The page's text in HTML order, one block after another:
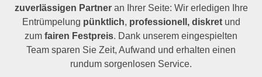
zuverlässigen Partneran Ihrer Seite: Wir erledigen Ihre
Entrümpelung pünktlich, professionell, diskretund
zum fairen Festpreis. Dank unserem eingespielten
Team sparen Sie Zeit, Aufwand und erhalten einen
rundum sorgenlosen Service.